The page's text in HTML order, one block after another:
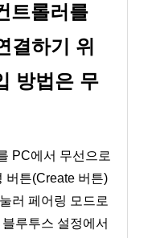
트롤러를
결하기 위
방법은 무
PC에서 무선으로
버튼(Create 버튼)
러 페어링 모드로
루투스 설정에서